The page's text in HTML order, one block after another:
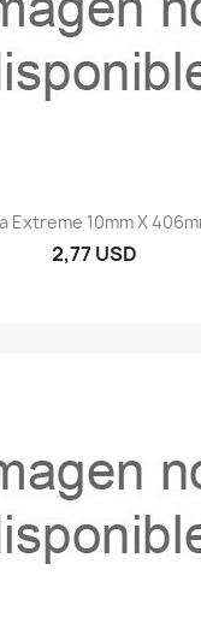
Extreme 10mm X
2,77 USD